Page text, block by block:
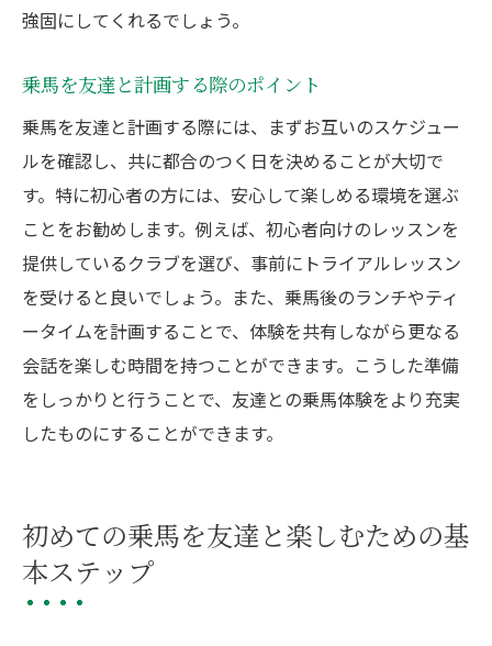
強固にしてくれるでしょう。
乗馬を友達と計画する際のポイント
乗馬を友達と計画する際には、まずお互いのスケジュー
ルを確認し、共に都合のつく日を決めることが大切で
す。特に初心者の方には、安心して楽しめる環境を選ぶ
ことをお勧めします。例えば、初心者向けのレッスンを
提供しているクラブを選び、事前にトライアルレッスン
を受けると良いでしょう。また、乗馬後のランチやティ
ータイムを計画することで、体験を共有しながら更なる
会話を楽しむ時間を持つことができます。こうした準備
をしっかりと行うことで、友達との乗馬体験をより充実
したものにすることができます。
初めての乗馬を友達と楽しむための基
本ステップ